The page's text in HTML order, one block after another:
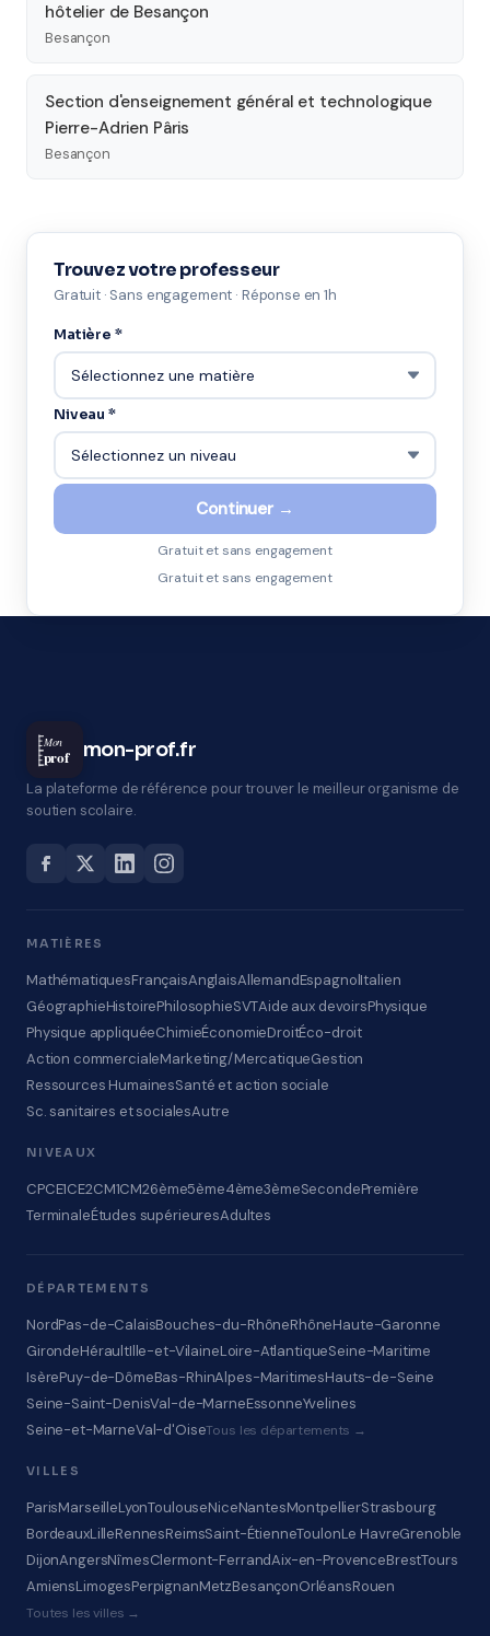
hôtelier de Besançon
Besançon
Section d'enseignement général et technologique
Pierre-Adrien Pâris
Besançon
Trouvez votre professeur
Gratuit · Sans engagement · Réponse en 1h
Matière *
Niveau *
Continuer →
Gratuit et sans engagement
Gratuit et sans engagement
Mon
prof mon-prof.fr
La plateforme de référence pour trouver le meilleur organisme de
soutien scolaire.
MATIÈRES
MathématiquesFrançaisAnglaisAllemandEspagnolItalien
GéographieHistoirePhilosophieSVTAide aux devoirsPhysique
Physique appliquéeChimieÉconomieDroitÉco-droit
Action commercialeMarketing/MercatiqueGestion
Ressources HumainesSanté et action sociale
Sc. sanitaires et socialesAutre
NIVEAUX
CPCE1CE2CM1CM26ème5ème4ème3èmeSecondePremière
TerminaleÉtudes supérieuresAdultes
DÉPARTEMENTS
NordPas-de-CalaisBouches-du-RhôneRhôneHaute-Garonne
GirondeHéraultIlle-et-VilaineLoire-AtlantiqueSeine-Maritime
IsèrePuy-de-DômeBas-RhinAlpes-MaritimesHauts-de-Seine
Seine-Saint-DenisVal-de-MarneEssonneYvelines
Seine-et-MarneVal-d'OiseTous les départements →
VILLES
ParisMarseilleLyonToulouseNiceNantesMontpellierStrasbourg
BordeauxLilleRennesReimsSaint-ÉtienneToulonLe HavreGrenoble
DijonAngersNîmesClermont-FerrandAix-en-ProvenceBrestTours
AmiensLimogesPerpignanMetzBesançonOrléansRouen
Toutes les villes →